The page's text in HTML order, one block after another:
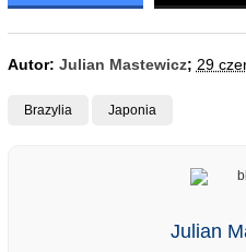
Autor: Julian Mastewicz; 29
Brazylia Japonia
Julian